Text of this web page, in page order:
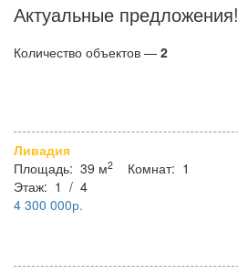
Актуальные предложения!
Количество объектов — 2
Ливадия
Площадь: 39 м2 Комнат: 1
Этаж: 1 / 4
4 300 000р.